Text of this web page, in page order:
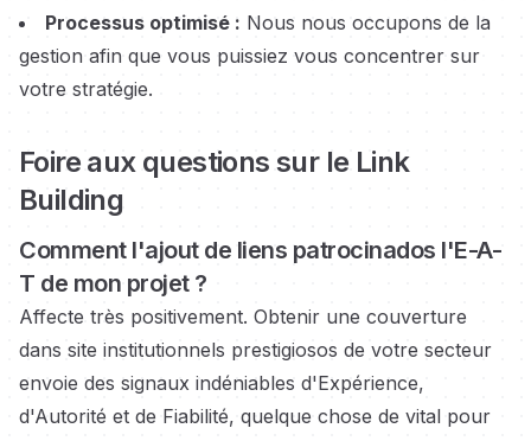
Processus optimisé : Nous nous occupons de la
gestion afin que vous puissiez vous concentrer sur
votre stratégie.
Foire aux questions sur le Link
Building
Comment l'ajout de liens patrocinados l'E-A-
T de mon projet ?
Affecte très positivement. Obtenir une couverture
dans site institutionnels prestigiosos de votre secteur
envoie des signaux indéniables d'Expérience,
d'Autorité et de Fiabilité, quelque chose de vital pour